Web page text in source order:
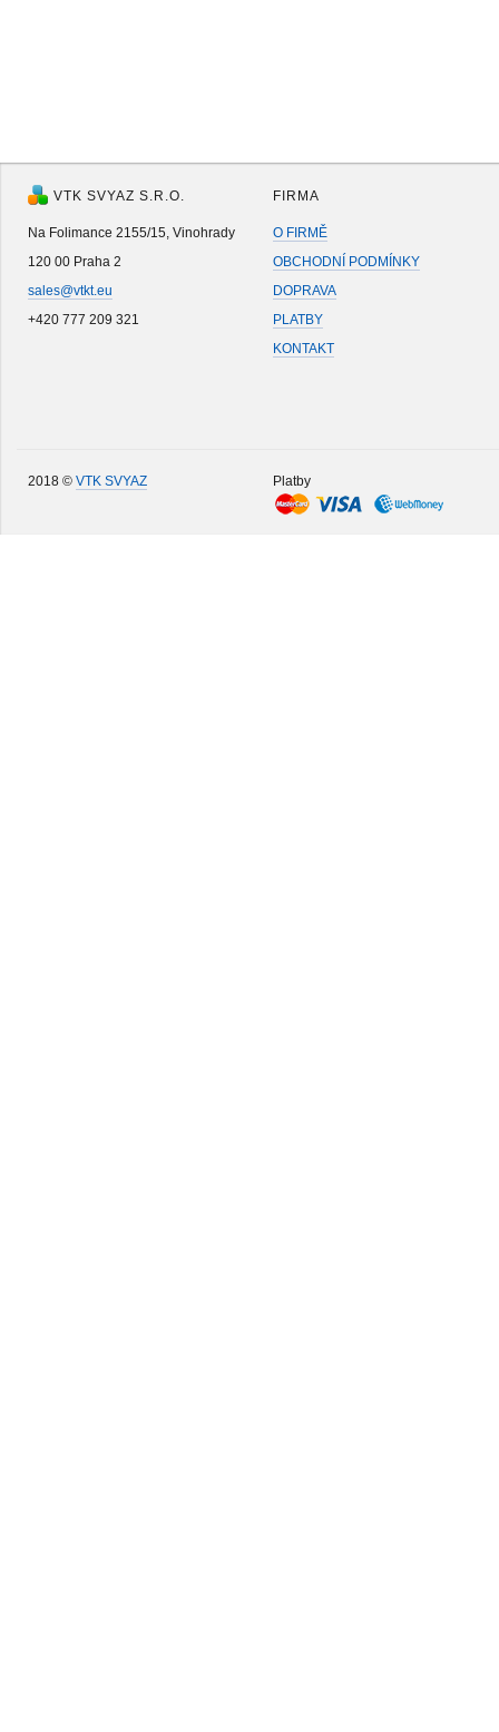
VTK SVYAZ S.R.O.
Na Folimance 2155/15, Vinohrady
120 00 Praha 2
sales@vtkt.eu
+420 777 209 321
FIRMA
O FIRMĚ
OBCHODNÍ PODMÍNKY
DOPRAVA
PLATBY
KONTAKT
2018 © VTK SVYAZ Platby